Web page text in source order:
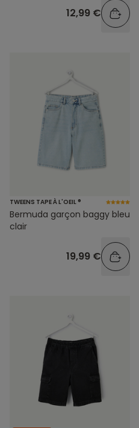
12,99 €
TWEENS TAPE À L'OEIL ®
Bermuda garçon baggy bleu
clair
19,99 €